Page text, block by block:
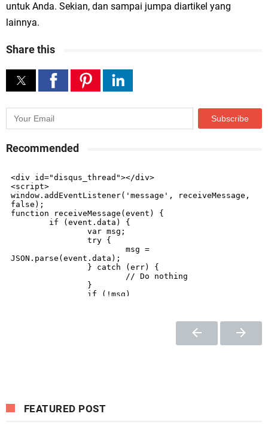
untuk Anda. Sekian, dan sampai jumpa diartikel yang
lainnya.
Share this
Recommended
FEATURED POST